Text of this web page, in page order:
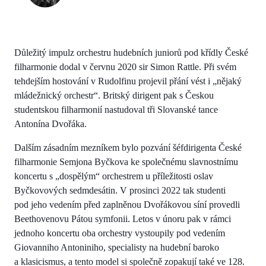
Důležitý impulz orchestru hudebních juniorů pod křídly České
filharmonie dodal v červnu 2020 sir Simon Rattle. Při svém
tehdejším hostování v Rudolfinu projevil přání vést i „nějaký
mládežnický orchestr“. Britský dirigent pak s Českou
studentskou filharmonií nastudoval tři Slovanské tance
Antonína Dvořáka.
Dalším zásadním mezníkem bylo pozvání šéfdirigenta České
filharmonie Semjona Byčkova ke společnému slavnostnímu
koncertu s „dospělým“ orchestrem u příležitosti oslav
Byčkovových sedmdesátin. V prosinci 2022 tak studenti
pod jeho vedením před zaplněnou Dvořákovou síní provedli
Beethovenovu Pátou symfonii. Letos v únoru pak v rámci
jednoho koncertu oba orchestry vystoupily pod vedením
Giovanniho Antoniniho, specialisty na hudební baroko
a klasicismus, a tento model si společně zopakují také ve 128.